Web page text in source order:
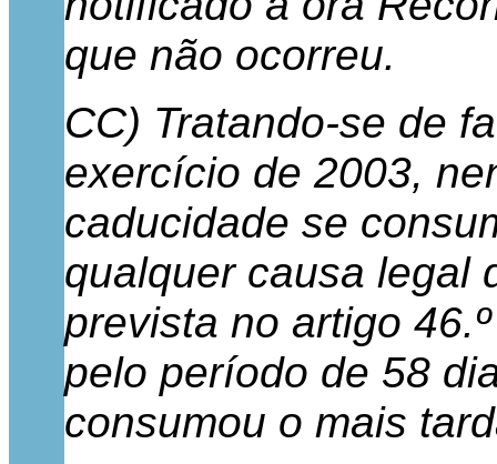
que não ocorreu.
CC) Tratando-se de
exercício de 2003,
caducidade se
qualquer causa legal
prevista no artigo
pelo período de 58
consumou o mais